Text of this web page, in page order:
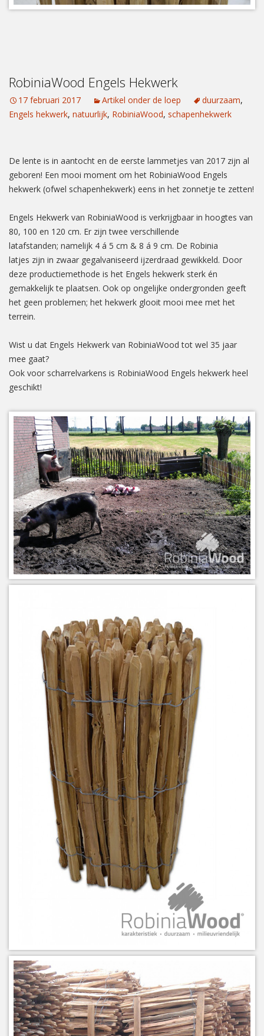
RobiniaWood Engels Hekwerk
17 februari 2017 Artikel onder de loep duurzaam,
Engels hekwerk, natuurlijk, RobiniaWood, schapenhekwerk
De lente is in aantocht en de eerste lammetjes van 2017 zijn al
geboren! Een mooi moment om het RobiniaWood Engels
hekwerk (ofwel schapenhekwerk) eens in het zonnetje te zetten!
Engels Hekwerk van RobiniaWood is verkrijgbaar in hoogtes van
80, 100 en 120 cm. Er zijn twee verschillende
latafstanden; namelijk 4 á 5 cm & 8 á 9 cm. De Robinia
latjes zijn in zwaar gegalvaniseerd ijzerdraad gewikkeld. Door
deze productiemethode is het Engels hekwerk sterk én
gemakkelijk te plaatsen. Ook op ongelijke ondergronden geeft
het geen problemen; het hekwerk glooit mooi mee met het
terrein.
Wist u dat Engels Hekwerk van RobiniaWood tot wel 35 jaar
mee gaat?
Ook voor scharrelvarkens is RobiniaWood Engels hekwerk heel
geschikt!